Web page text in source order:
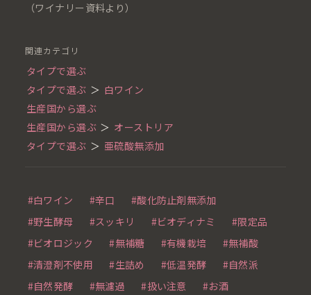
（ワイナリー資料より）
関連カテゴリ
タイプで選ぶ
タイプで選ぶ ＞ 白ワイン
生産国から選ぶ
生産国から選ぶ ＞ オーストリア
タイプで選ぶ ＞ 亜硫酸無添加
#白ワイン #辛口
#酸化防止剤無添加
#野生酵母
#スッキリ #ビオディナミ
#限定品
#ビオロジック
#無補糖 #有機栽培
#無補酸
#清澄剤不使用
#生詰め #低温発酵
#自然派
#自然発酵
#無濾過 #扱い注意
#お酒